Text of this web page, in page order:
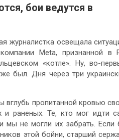
бои ведутся в
журналистка освещала
Meta, признанной в
«котле». Ну, во-
был. Дня через три
пропитанной кровью
и раненых. Те, кто мог идти
мы не могли их забрать. Если
этой бойни, старший